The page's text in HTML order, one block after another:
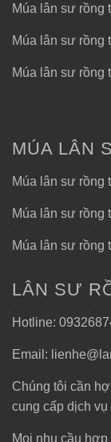
Múa lân sư rồng
Múa lân sư rồng
Múa lân sư rồng
MÚA LÂN
Múa lân sư rồng
Múa lân sư rồng
Múa lân sư rồng
LÂN SƯ
Hotline:
Email:
Chúng tôi cần
cung cấp dịch
Mọi nhu cầu